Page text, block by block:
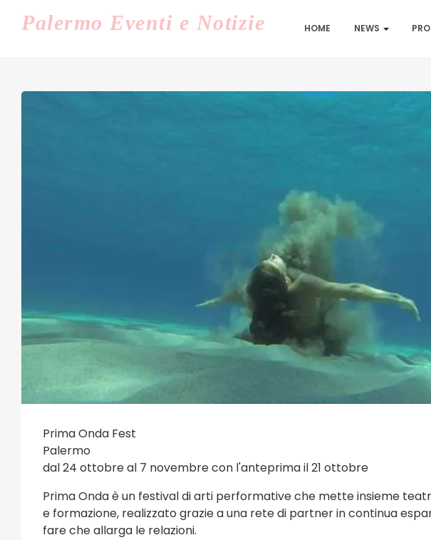
Palermo Eventi e Notizie HOME NEWS
Prima Onda Fest
Palermo
dal 24 ottobre al 7 novembre con l'anteprima il 21 ottobre
Prima Onda è un festival di arti performative che mette insieme
e formazione, realizzato grazie a una rete di partner in continua
fare che allarga le relazioni.